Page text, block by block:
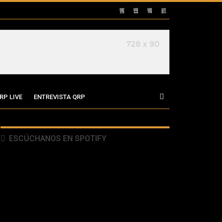
LIVE ENTREVISTA QRP
ESCÚCHANOS EN SPOTIFY